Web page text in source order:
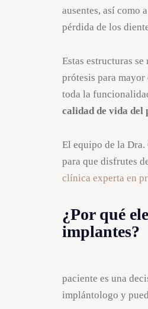
ausentes, así como
pérdida de los
Estas estructuras
prótesis para
toda la
calidad de vida del
El equipo de la Dra.
para que disfrutes
clínica experta en
¿Por qué
implantes?
paciente es una
implántologo y